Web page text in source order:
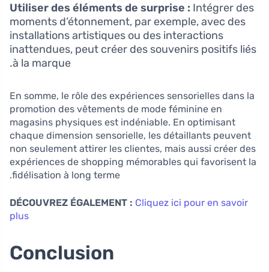
Utiliser des éléments de surprise : Intégrer des
moments d’étonnement, par exemple, avec des
installations artistiques ou des interactions
inattendues, peut créer des souvenirs positifs liés
à la marque.
En somme, le rôle des expériences sensorielles dans la
promotion des vêtements de mode féminine en
magasins physiques est indéniable. En optimisant
chaque dimension sensorielle, les détaillants peuvent
non seulement attirer les clientes, mais aussi créer des
expériences de shopping mémorables qui favorisent la
fidélisation à long terme.
DÉCOUVREZ ÉGALEMENT : Cliquez ici pour en savoir
plus
Conclusion